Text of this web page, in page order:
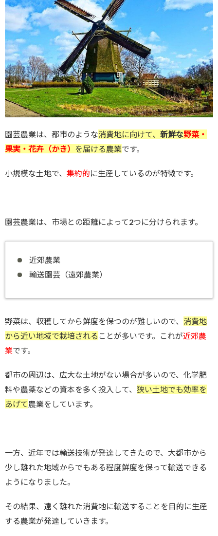
園芸農業は、都市のような消費地に向けて、 新鮮な野菜・
果実・花卉（かき） を届ける農業です。
小規模な土地で、 集約的に生産しているのが特徴です。
園芸農業は、市場との距離によって2つに分けられます。
近郊農業
輸送園芸（遠郊農業）
野菜は、収穫してから鮮度を保つのが難しいので、 消費地
から近い地域で栽培される ことが多いです。これが近郊農
業です。
都市の周辺は、広大な土地がない場合が多いので、化学肥
料や農薬などの資本を多く投入して、 狭い土地でも効率を
あげて農業をしています。
一方、近年では輸送技術が発達してきたので、大都市から
少し離れた地域からでもある程度鮮度を保って輸送できる
ようになりました。
その結果、遠く離れた消費地に輸送することを目的に生産
する農業が発達していきます。